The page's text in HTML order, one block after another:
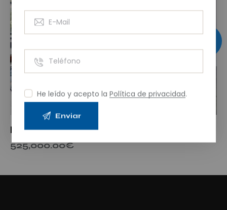
Modern studio
525,000.00€
He leído y acepto la Política de privacidad.